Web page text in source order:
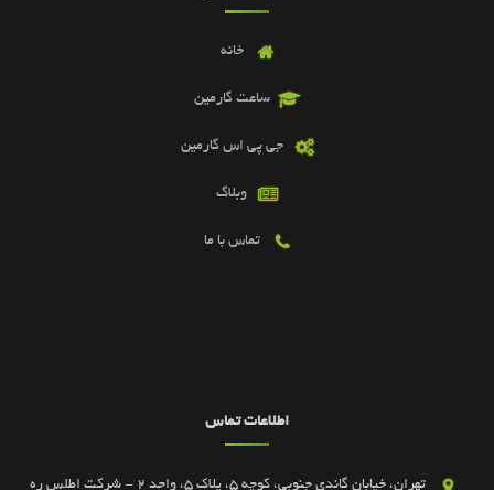
خانه
ساعت گارمین
جی پی اس گارمین
وبلاگ
تماس با ما
اطلاعات تماس
تهران، خیابان گاندی جنوبی، کوچه 5، پلاک 5، واحد 2 - شرکت اطلس ره